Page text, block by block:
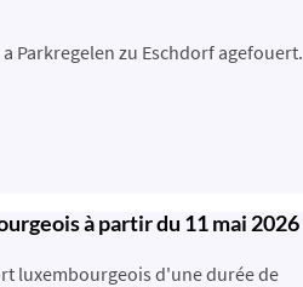
Parkregelen zu Eschdorf agefouert.
à partir du 11 mai 2026
luxembourgeois d'une durée de